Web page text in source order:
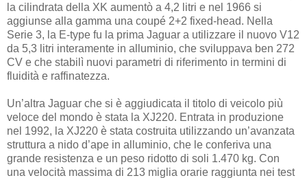
la cilindrata della XK aumentò a 4,2 litri e nel 1966 si
aggiunse alla gamma una coupé 2+2 fixed-head. Nella
Serie 3, la E-type fu la prima Jaguar a utilizzare il nuovo V12
da 5,3 litri interamente in alluminio, che sviluppava ben 272
CV e che stabilì nuovi parametri di riferimento in termini di
fluidità e raffinatezza.
Un’altra Jaguar che si è aggiudicata il titolo di veicolo più
veloce del mondo è stata la XJ220. Entrata in produzione
nel 1992, la XJ220 è stata costruita utilizzando un’avanzata
struttura a nido d’ape in alluminio, che le conferiva una
grande resistenza e un peso ridotto di soli 1.470 kg. Con
una velocità massima di 213 miglia orarie raggiunta nei test